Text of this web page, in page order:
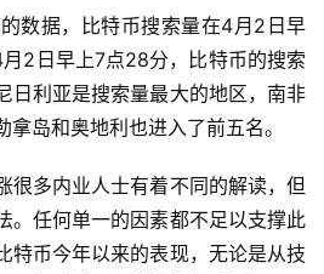
数据，比特币搜索量在4月2日早
2日早上7点28分，比特币的搜索
日利亚是搜索量最大的地区，南非
岛和奥地利也进入了前五名。
很多内业人士有着不同的解读，但
。任何单一的因素都不足以支撑此
特币今年以来的表现，无论是从技